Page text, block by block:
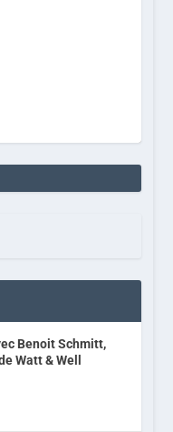
Benoit Schmitt,
Watt & Well